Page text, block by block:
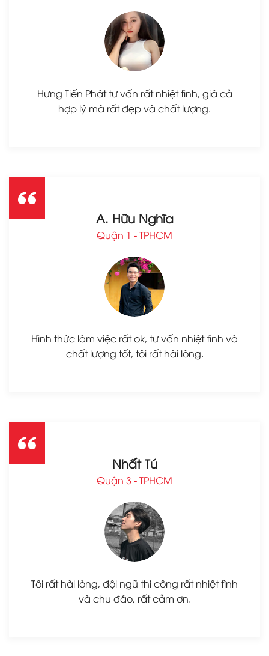
Hưng Tiến Phát tư vấn rất nhiệt tình, giá cả
hợp lý mà rất đẹp và chất lượng.
A. Hữu Nghĩa
Quận 1 - TPHCM
Hình thức làm việc rất ok, tư vấn nhiệt tình và
chất lượng tốt, tôi rất hài lòng.
Nhất Tú
Quận 3 - TPHCM
Tôi rất hài lòng, đội ngũ thi công rất nhiệt tình
và chu đáo, rất cảm ơn.